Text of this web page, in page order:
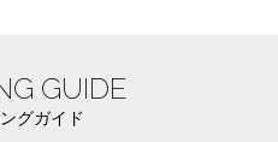
GUIDE
グガイド